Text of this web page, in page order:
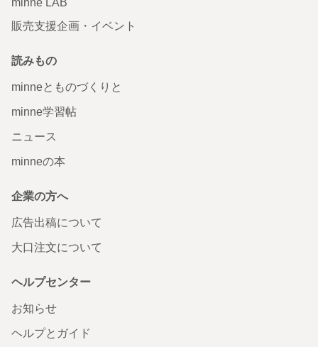
販売支援企画・イベント
読みもの
minneとものづくりと
minne学習帖
ニュース
minneの本
企業の方へ
広告出稿について
大口注文について
ヘルプセンター
お知らせ
ヘルプとガイド